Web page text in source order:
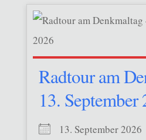
Radtour am
13. September
13. September